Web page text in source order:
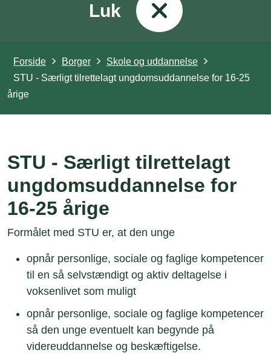
Luk
Forside Borger
Skole og uddannelse
STU - Særligt tilrettelagt ungdomsuddannelse for 16-25
årige
STU - Særligt tilrettelagt
ungdomsuddannelse for
16-25 årige
Formålet med STU er, at den unge
opnår personlige, sociale og faglige kompetencer
til en så selvstændigt og aktiv deltagelse i
voksenlivet som muligt
opnår personlige, sociale og faglige kompetencer
så den unge eventuelt kan begynde på
videreuddannelse og beskæftigelse.